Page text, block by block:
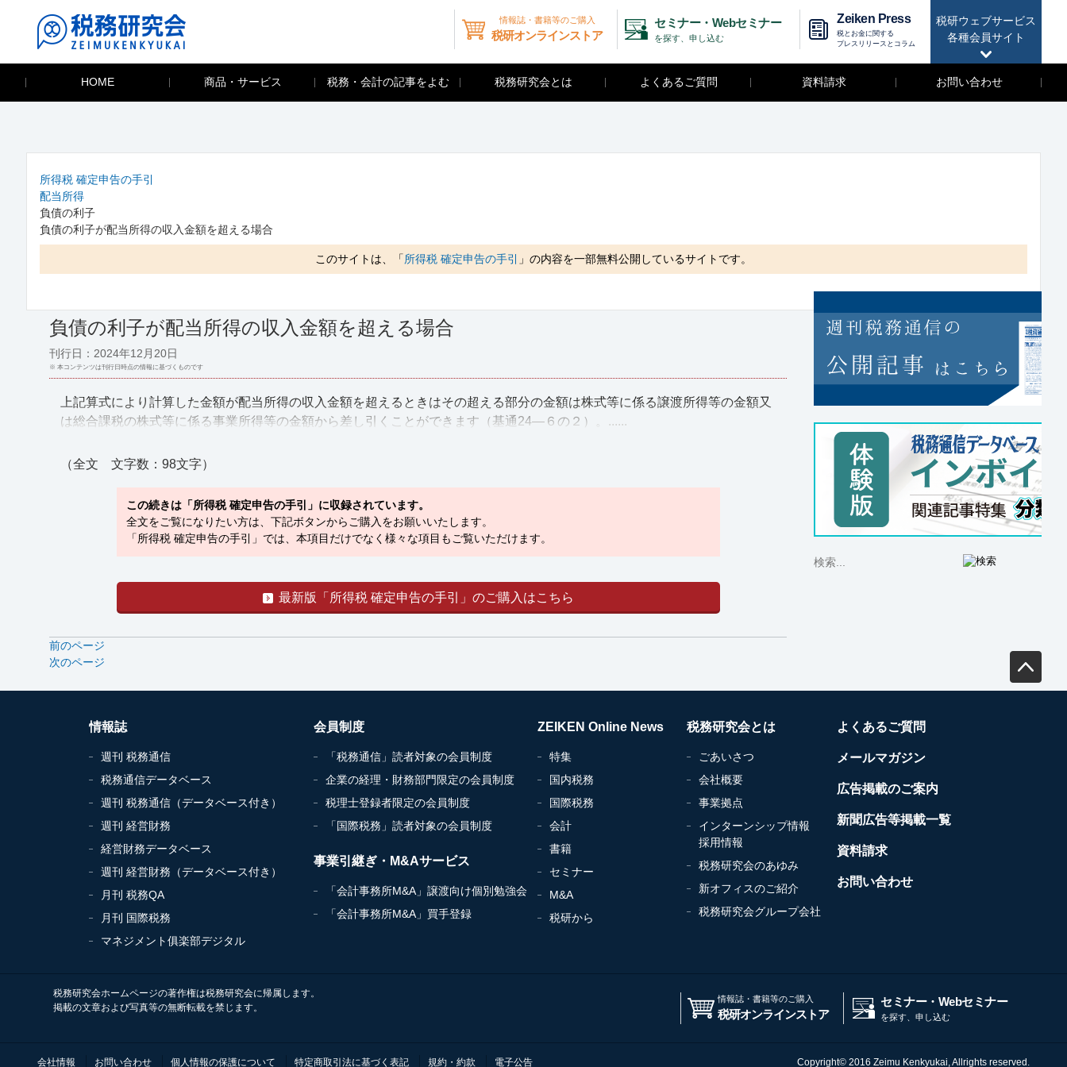
税研ウェブサービス
各種会員サイト
情報誌・書籍等のご購入
税研オンラインストア
セミナー・Webセミナー
を探す、申し込む
Zeiken Press
税とお金に関する
プレスリリースとコラム
HOME 商品・サービス 税務・会計の記事をよむ 税務研究会とは よくあるご質問 資料請求 お問い合わせ
所得税 確定申告の手引
配当所得
負債の利子
負債の利子が配当所得の収入金額を超える場合
このサイトは、「所得税 確定申告の手引 」の内容を一部無料公開しているサイトです。
負債の利子が配当所得の収入金額を超える場合
刊行日：2024年12月20日
※ 本コンテンツは刊行日時点の情報に基づくものです
上記算式により計算した金額が配当所得の収入金額を超えるときはその超える部分の金額は株式等に係る譲渡所得等の金額又
は総合課税の株式等に係る事業所得等の金額から差し引くことができます（基通24―６の２）。......
（全文 文字数：98文字）
この続きは「所得税 確定申告の手引」に収録されています。
全文をご覧になりたい方は、下記ボタンからご購入をお願いいたします。
「所得税 確定申告の手引」では、本項目だけでなく様々な項目もご覧いただけます。
最新版「所得税 確定申告の手引」のご購入はこちら
前のページ
次のページ
情報誌
週刊 税務通信
税務通信データベース
週刊 税務通信（データベース付き）
週刊 経営財務
経営財務データベース
週刊 経営財務（データベース付き）
月刊 税務QA
月刊 国際税務
マネジメント俱楽部デジタル
会員制度
「税務通信」読者対象の会員制度
企業の経理・財務部門限定の会員制度
税理士登録者限定の会員制度
「国際税務」読者対象の会員制度
事業引継ぎ・M&Aサービス
「会計事務所M&A」譲渡向け個別勉強会
「会計事務所M&A」買手登録
ZEIKEN Online News
特集
国内税務
国際税務
会計
書籍
セミナー
M&A
税研から
税務研究会とは
ごあいさつ
会社概要
事業拠点
インターンシップ情報
採用情報
税務研究会のあゆみ
新オフィスのご紹介
税務研究会グループ会社
よくあるご質問
メールマガジン
広告掲載のご案内
新聞広告等掲載一覧
資料請求
お問い合わせ
税務研究会ホームページの著作権は税務研究会に帰属します。
掲載の文章および写真等の無断転載を禁じます。
情報誌・書籍等のご購入
税研オンラインストア
セミナー・Webセミナー
を探す、申し込む
会社情報 お問い合わせ 個人情報の保護について 特定商取引法に基づく表記 規約・約款 電子公告 Copyright© 2016 Zeimu Kenkyukai, Allrights reserved.